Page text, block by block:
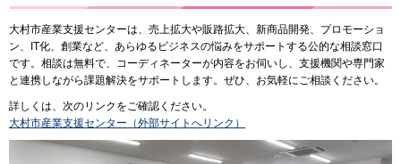
大村市産業支援センターは、売上拡大や販路拡大、新商品開発、プロモーショ
ン、IT化、創業など、あらゆるビジネスの悩みをサポートする公的な相談窓口
です。相談は無料で、コーディネーターが内容をお伺いし、支援機関や専門家
と連携しながら課題解決をサポートします。ぜひ、お気軽にご相談ください。
詳しくは、次のリンクをご確認ください。
大村市産業支援センター（外部サイトへリンク）